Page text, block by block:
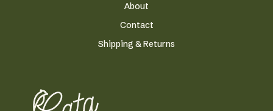
About
Contact
Shipping & Returns